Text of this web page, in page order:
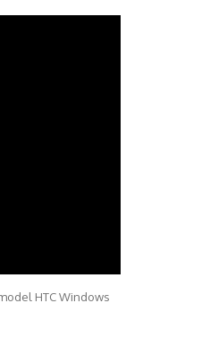
HTC Windows